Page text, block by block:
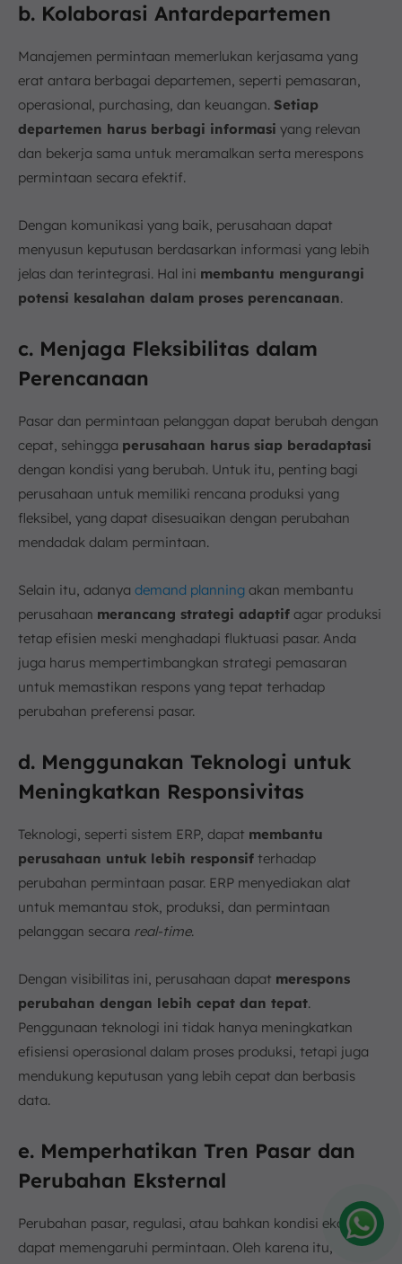
b. Kolaborasi Antardepartemen
Manajemen permintaan memerlukan kerjasama yang
erat antara berbagai departemen, seperti pemasaran,
operasional, purchasing, dan keuangan. Setiap
departemen harus berbagi informasi yang relevan
dan bekerja sama untuk meramalkan serta merespons
permintaan secara efektif.
Dengan komunikasi yang baik, perusahaan dapat
menyusun keputusan berdasarkan informasi yang lebih
jelas dan terintegrasi. Hal ini membantu mengurangi
potensi kesalahan dalam proses perencanaan.
c. Menjaga Fleksibilitas dalam
Perencanaan
Pasar dan permintaan pelanggan dapat berubah dengan
cepat, sehingga perusahaan harus siap beradaptasi
dengan kondisi yang berubah. Untuk itu, penting bagi
perusahaan untuk memiliki rencana produksi yang
fleksibel, yang dapat disesuaikan dengan perubahan
mendadak dalam permintaan.
Selain itu, adanya demand planning akan membantu
perusahaan merancang strategi adaptif agar produksi
tetap efisien meski menghadapi fluktuasi pasar. Anda
juga harus mempertimbangkan strategi pemasaran
untuk memastikan respons yang tepat terhadap
perubahan preferensi pasar.
d. Menggunakan Teknologi untuk
Meningkatkan Responsivitas
Teknologi, seperti sistem ERP, dapat membantu
perusahaan untuk lebih responsif terhadap
perubahan permintaan pasar. ERP menyediakan alat
untuk memantau stok, produksi, dan permintaan
pelanggan secara real-time.
Dengan visibilitas ini, perusahaan dapat merespons
perubahan dengan lebih cepat dan tepat.
Penggunaan teknologi ini tidak hanya meningkatkan
efisiensi operasional dalam proses produksi, tetapi juga
mendukung keputusan yang lebih cepat dan berbasis
data.
e. Memperhatikan Tren Pasar dan
Perubahan Eksternal
Perubahan pasar, regulasi, atau bahkan kondisi ekonomi
dapat memengaruhi permintaan. Oleh karena itu,